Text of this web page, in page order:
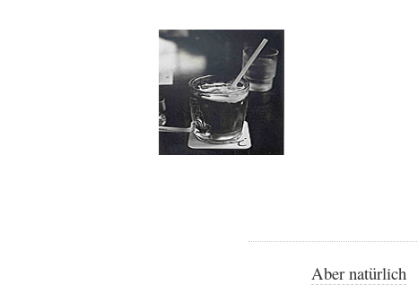
Aber natürlich